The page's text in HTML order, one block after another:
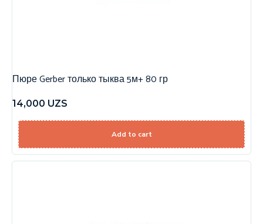
Пюре Gerber только тыква 5м+ 80 гр
14,000 UZS
Add to cart